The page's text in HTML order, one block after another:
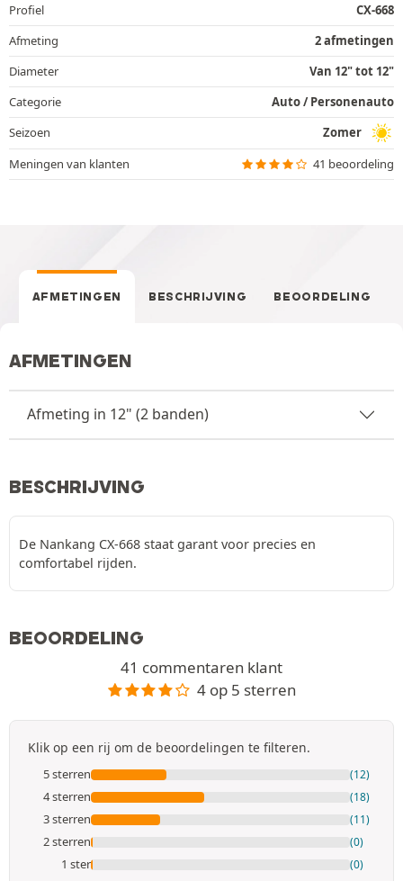
Profiel
CX-668
Afmeting
2 afmetingen
Diameter
Van 12" tot 12"
Categorie
Auto / Personenauto
Seizoen
Zomer
Meningen van klanten
41 beoordeling
AFMETINGEN BESCHRIJVING BEOORDELING
AFMETINGEN
Afmeting in 12" (2 banden)
BESCHRIJVING
De Nankang CX-668 staat garant voor precies en
comfortabel rijden.
BEOORDELING
41 commentaren klant
4 op 5 sterren
Klik op een rij om de beoordelingen te filteren.
5 sterren (12)
4 sterren (18)
3 sterren (11)
2 sterren (0)
1 ster (0)